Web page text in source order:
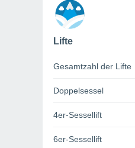
Lifte
Gesamtzahl der Lifte
Doppelsessel
4er-Sessellift
6er-Sessellift